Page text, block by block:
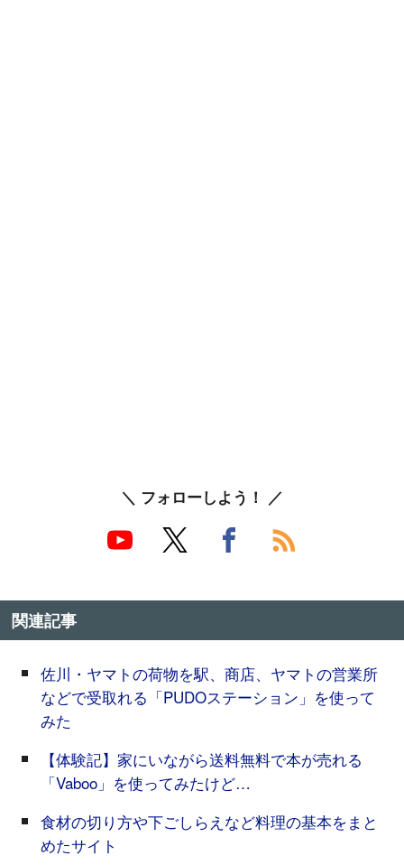
＼ フォローしよう！ ／
関連記事
佐川・ヤマトの荷物を駅、商店、ヤマトの営業所
などで受取れる「PUDOステーション」を使って
みた
【体験記】家にいながら送料無料で本が売れる
「Vaboo」を使ってみたけど…
食材の切り方や下ごしらえなど料理の基本をまと
めたサイト